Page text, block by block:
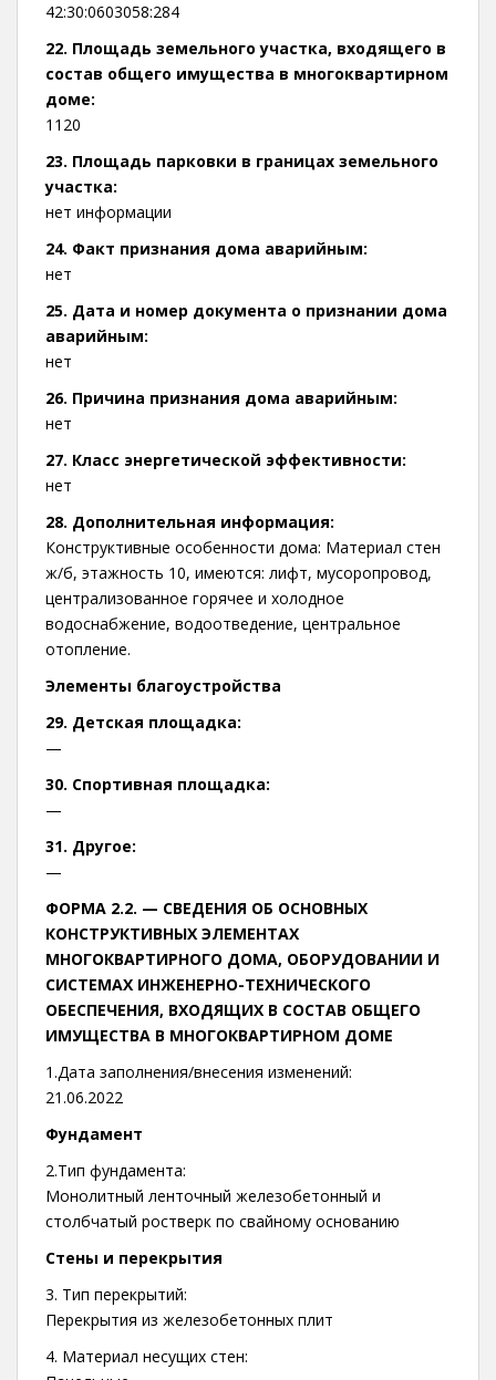
42:30:0603058:284
22. Площадь земельного участка, входящего в
состав общего имущества в многоквартирном
доме:
1120
23. Площадь парковки в границах земельного
участка:
нет информации
24. Факт признания дома аварийным:
нет
25. Дата и номер документа о признании дома
аварийным:
нет
26. Причина признания дома аварийным:
нет
27. Класс энергетической эффективности:
нет
28. Дополнительная информация:
Конструктивные особенности дома: Материал стен
ж/б, этажность 10, имеются: лифт, мусоропровод,
централизованное горячее и холодное
водоснабжение, водоотведение, центральное
отопление.
Элементы благоустройства
29. Детская площадка:
—
30. Спортивная площадка:
—
31. Другое:
—
ФОРМА 2.2. — СВЕДЕНИЯ ОБ ОСНОВНЫХ
КОНСТРУКТИВНЫХ ЭЛЕМЕНТАХ
МНОГОКВАРТИРНОГО ДОМА, ОБОРУДОВАНИИ И
СИСТЕМАХ ИНЖЕНЕРНО-ТЕХНИЧЕСКОГО
ОБЕСПЕЧЕНИЯ, ВХОДЯЩИХ В СОСТАВ ОБЩЕГО
ИМУЩЕСТВА В МНОГОКВАРТИРНОМ ДОМЕ
1.Дата заполнения/внесения изменений:
21.06.2022
Фундамент
2.Тип фундамента:
Монолитный ленточный железобетонный и
столбчатый ростверк по свайному основанию
Стены и перекрытия
3. Тип перекрытий:
Перекрытия из железобетонных плит
4. Материал несущих стен: